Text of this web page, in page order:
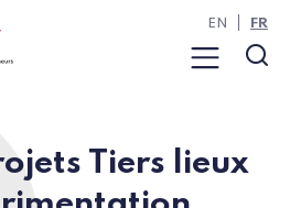
cookies
Menu
EN FR
Tiers lieux